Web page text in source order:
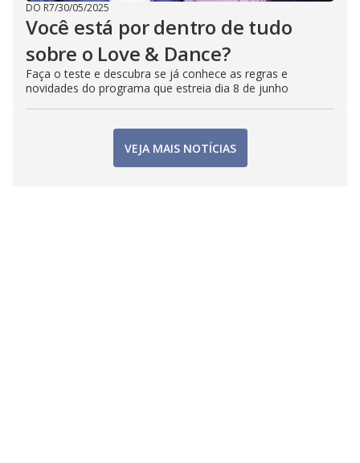
DO R7/30/05/2025
Você está por dentro de tudo
sobre o Love & Dance?
Faça o teste e descubra se já conhece as regras e
novidades do programa que estreia dia 8 de junho
VEJA MAIS NOTÍCIAS